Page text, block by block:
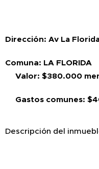
Dirección: Av La
Comuna: LA FLORIDA
Valor: $380.000
Gastos comunes:
Descripción del